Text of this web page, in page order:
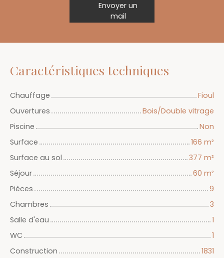
Envoyer un
mail
Caractéristiques techniques
Chauffage
Fioul
Ouvertures
Bois/Double vitrage
Piscine
Non
Surface
166 m²
Surface au sol
377 m²
Séjour
60 m²
Pièces
9
Chambres
3
Salle d'eau
1
WC
1
Construction
1831